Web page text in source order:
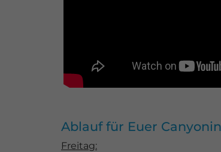
Ablauf für Euer
Freitag: